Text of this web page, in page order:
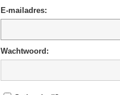
E-mailadres:
Wachtwoord: